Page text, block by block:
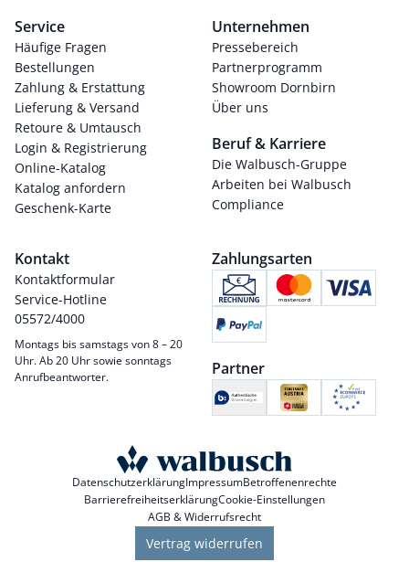
Service
Häufige Fragen
Bestellungen
Zahlung & Erstattung
Lieferung & Versand
Retoure & Umtausch
Login & Registrierung
Online-Katalog
Katalog anfordern
Geschenk-Karte
Unternehmen
Pressebereich
Partnerprogramm
Showroom Dornbirn
Über uns
Beruf & Karriere
Die Walbusch-Gruppe
Arbeiten bei Walbusch
Compliance
Kontakt
Kontaktformular
Service-Hotline
05572/4000
Montags bis samstags von 8 – 20
Uhr. Ab 20 Uhr sowie sonntags
Anrufbeantworter.
Zahlungsarten
Partner
DatenschutzerklärungImpressumBetroffenenrechte
BarrierefreiheitserklärungCookie-Einstellungen
AGB & Widerrufsrecht
Vertrag widerrufen